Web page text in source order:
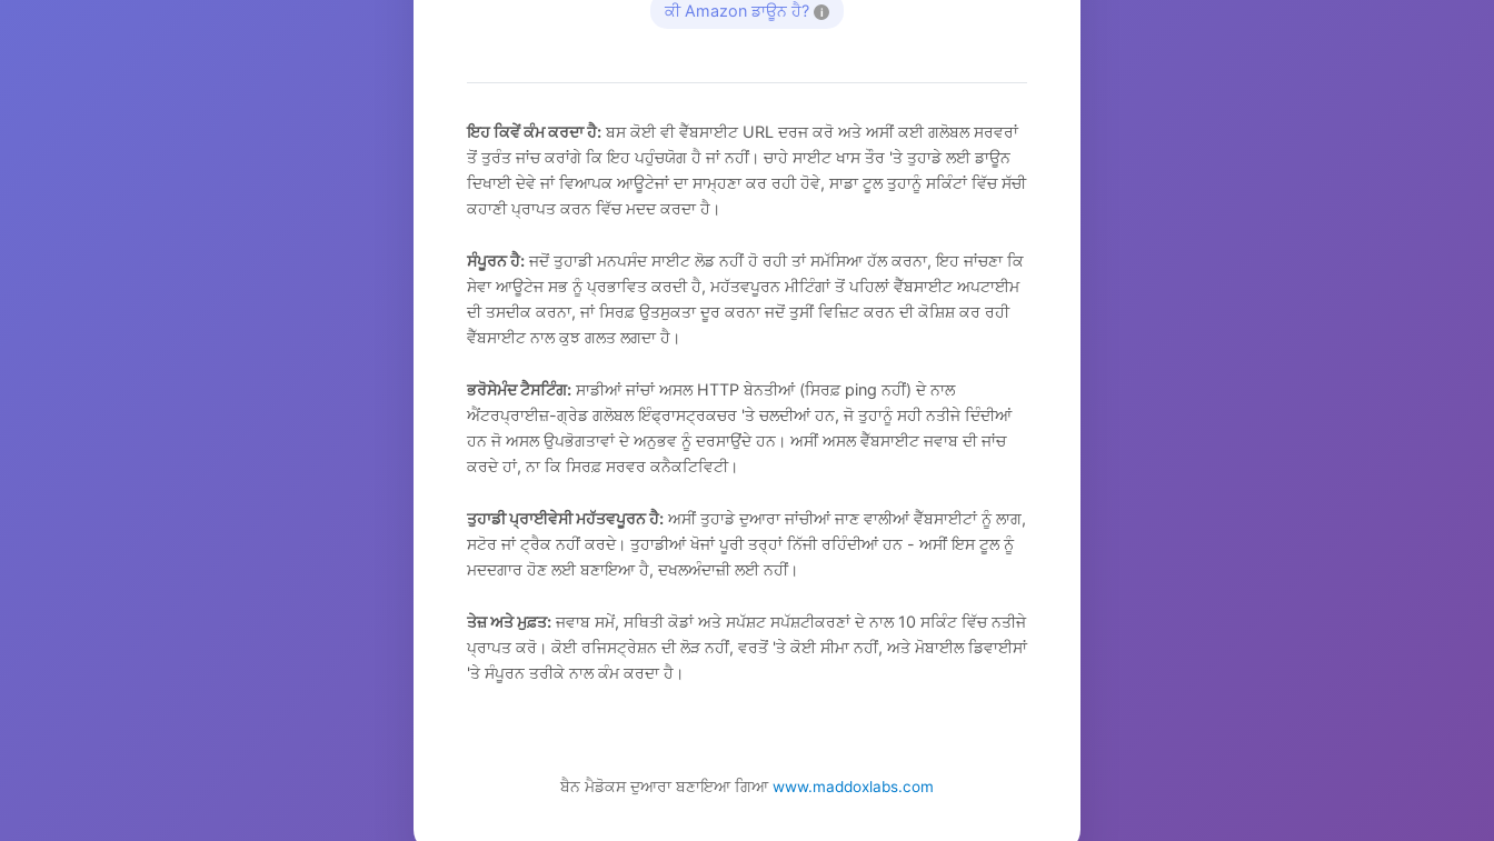
ਕੀ Amazon ਡਾਊਨ ਹੈ? i
ਇਹ ਕਿਵੇਂ ਕੰਮ ਕਰਦਾ ਹੈ: ਬਸ ਕੋਈ ਵੀ ਵੈੱਬਸਾਈਟ URL ਦਰਜ ਕਰੋ ਅਤੇ ਅਸੀਂ ਕਈ ਗਲੋਬਲ ਸਰਵਰਾਂ
ਤੋਂ ਤੁਰੰਤ ਜਾਂਚ ਕਰਾਂਗੇ ਕਿ ਇਹ ਪਹੁੰਚਯੋਗ ਹੈ ਜਾਂ ਨਹੀਂ। ਚਾਹੇ ਸਾਈਟ ਖਾਸ ਤੌਰ 'ਤੇ ਤੁਹਾਡੇ ਲਈ ਡਾਊਨ
ਦਿਖਾਈ ਦੇਵੇ ਜਾਂ ਵਿਆਪਕ ਆਊਟੇਜਾਂ ਦਾ ਸਾਮ੍ਹਣਾ ਕਰ ਰਹੀ ਹੋਵੇ, ਸਾਡਾ ਟੂਲ ਤੁਹਾਨੂੰ ਸਕਿੰਟਾਂ ਵਿੱਚ ਸੱਚੀ
ਕਹਾਣੀ ਪ੍ਰਾਪਤ ਕਰਨ ਵਿੱਚ ਮਦਦ ਕਰਦਾ ਹੈ।
ਸੰਪੂਰਨ ਹੈ: ਜਦੋਂ ਤੁਹਾਡੀ ਮਨਪਸੰਦ ਸਾਈਟ ਲੋਡ ਨਹੀਂ ਹੋ ਰਹੀ ਤਾਂ ਸਮੱਸਿਆ ਹੱਲ ਕਰਨਾ, ਇਹ ਜਾਂਚਣਾ ਕਿ
ਸੇਵਾ ਆਊਟੇਜ ਸਭ ਨੂੰ ਪ੍ਰਭਾਵਿਤ ਕਰਦੀ ਹੈ, ਮਹੱਤਵਪੂਰਨ ਮੀਟਿੰਗਾਂ ਤੋਂ ਪਹਿਲਾਂ ਵੈੱਬਸਾਈਟ ਅਪਟਾਈਮ
ਦੀ ਤਸਦੀਕ ਕਰਨਾ, ਜਾਂ ਸਿਰਫ਼ ਉਤਸੁਕਤਾ ਦੂਰ ਕਰਨਾ ਜਦੋਂ ਤੁਸੀਂ ਵਿਜ਼ਿਟ ਕਰਨ ਦੀ ਕੋਸ਼ਿਸ਼ ਕਰ ਰਹੀ
ਵੈੱਬਸਾਈਟ ਨਾਲ ਕੁਝ ਗਲਤ ਲਗਦਾ ਹੈ।
ਭਰੋਸੇਮੰਦ ਟੈਸਟਿੰਗ: ਸਾਡੀਆਂ ਜਾਂਚਾਂ ਅਸਲ HTTP ਬੇਨਤੀਆਂ (ਸਿਰਫ਼ ping ਨਹੀਂ) ਦੇ ਨਾਲ
ਐਂਟਰਪ੍ਰਾਈਜ਼-ਗ੍ਰੇਡ ਗਲੋਬਲ ਇੰਫ੍ਰਾਸਟ੍ਰਕਚਰ 'ਤੇ ਚਲਦੀਆਂ ਹਨ, ਜੋ ਤੁਹਾਨੂੰ ਸਹੀ ਨਤੀਜੇ ਦਿੰਦੀਆਂ
ਹਨ ਜੋ ਅਸਲ ਉਪਭੋਗਤਾਵਾਂ ਦੇ ਅਨੁਭਵ ਨੂੰ ਦਰਸਾਉਂਦੇ ਹਨ। ਅਸੀਂ ਅਸਲ ਵੈੱਬਸਾਈਟ ਜਵਾਬ ਦੀ ਜਾਂਚ
ਕਰਦੇ ਹਾਂ, ਨਾ ਕਿ ਸਿਰਫ਼ ਸਰਵਰ ਕਨੈਕਟਿਵਿਟੀ।
ਤੁਹਾਡੀ ਪ੍ਰਾਈਵੇਸੀ ਮਹੱਤਵਪੂਰਨ ਹੈ: ਅਸੀਂ ਤੁਹਾਡੇ ਦੁਆਰਾ ਜਾਂਚੀਆਂ ਜਾਣ ਵਾਲੀਆਂ ਵੈੱਬਸਾਈਟਾਂ ਨੂੰ ਲਾਗ,
ਸਟੋਰ ਜਾਂ ਟ੍ਰੈਕ ਨਹੀਂ ਕਰਦੇ। ਤੁਹਾਡੀਆਂ ਖੋਜਾਂ ਪੂਰੀ ਤਰ੍ਹਾਂ ਨਿੱਜੀ ਰਹਿੰਦੀਆਂ ਹਨ - ਅਸੀਂ ਇਸ ਟੂਲ ਨੂੰ
ਮਦਦਗਾਰ ਹੋਣ ਲਈ ਬਣਾਇਆ ਹੈ, ਦਖਲਅੰਦਾਜ਼ੀ ਲਈ ਨਹੀਂ।
ਤੇਜ਼ ਅਤੇ ਮੁਫ਼ਤ: ਜਵਾਬ ਸਮੇਂ, ਸਥਿਤੀ ਕੋਡਾਂ ਅਤੇ ਸਪੱਸ਼ਟ ਸਪੱਸ਼ਟੀਕਰਣਾਂ ਦੇ ਨਾਲ 10 ਸਕਿੰਟ ਵਿੱਚ ਨਤੀਜੇ
ਪ੍ਰਾਪਤ ਕਰੋ। ਕੋਈ ਰਜਿਸਟ੍ਰੇਸ਼ਨ ਦੀ ਲੋੜ ਨਹੀਂ, ਵਰਤੋਂ 'ਤੇ ਕੋਈ ਸੀਮਾ ਨਹੀਂ, ਅਤੇ ਮੋਬਾਈਲ ਡਿਵਾਈਸਾਂ
'ਤੇ ਸੰਪੂਰਨ ਤਰੀਕੇ ਨਾਲ ਕੰਮ ਕਰਦਾ ਹੈ।
ਬੈਨ ਮੈਡੋਕਸ ਦੁਆਰਾ ਬਣਾਇਆ ਗਿਆwww.maddoxlabs.com